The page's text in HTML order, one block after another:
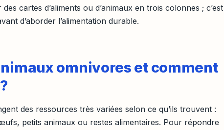
cartes d’aliments ou d’animaux en trois colonnes ; c’est
d’aborder l’alimentation durable.
omnivores et comment
des ressources très variées selon ce qu’ils trouvent :
petits animaux ou restes alimentaires. Pour répondre